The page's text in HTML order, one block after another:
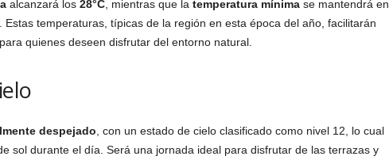
alcanzará los 28°C, mientras que la temperatura mínimase mantendrá en
Estas temperaturas, típicas de la región en esta época del año, facilitarán
quienes deseen disfrutar del entorno natural.
despejado, con un estado de cielo clasificado como nivel 12, lo cual
sol durante el día. Será una jornada ideal para disfrutar de las terrazas y